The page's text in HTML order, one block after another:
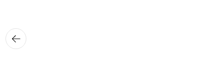
뒤로가
기